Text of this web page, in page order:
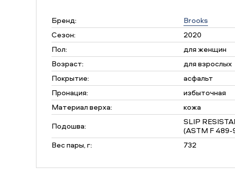
Бренд:
Brooks
Сезон:
2020
Пол:
для женщин
Возраст:
для взрослых
Покрытие:
асфальт
Пронация:
избыточная
Материал верха:
кожа
Подошва:
SLIP
(ASTM F 489-
Вес пары, г:
732